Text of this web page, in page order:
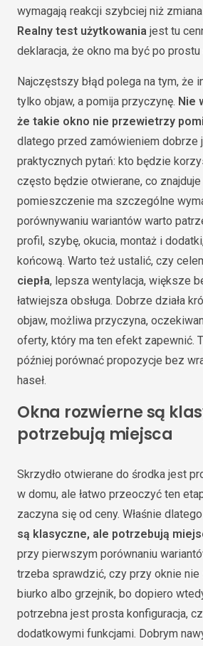
wymagają reakcji szybciej niż zmiana
Realny test użytkowania jest tu
deklaracja, że okno ma być po prostu
Najczęstszy błąd polega na tym, że
tylko objaw, a pomija przyczynę. Nie
że takie okno nie przewietrzy
dlatego przed zamówieniem dobrze
praktycznych pytań: kto będzie
często będzie otwierane, co
pomieszczenie ma szczególne
porównywaniu wariantów warto
profil, szybę, okucia, montaż i
końcową. Warto też ustalić, czy
ciepła, lepsza wentylacja, większe
łatwiejsza obsługa. Dobrze działa
objaw, możliwa przyczyna,
oferty, który ma ten efekt zapewnić.
później porównać propozycje bez
haseł.
Okna rozwierne są
potrzebują miejsca
Skrzydło otwierane do środka jest
w domu, ale łatwo przeoczyć ten
zaczyna się od ceny. Właśnie dlatego
są klasyczne, ale potrzebują
przy pierwszym porównaniu
trzeba sprawdzić, czy przy oknie
biurko albo grzejnik, bo dopiero
potrzebna jest prosta konfiguracja,
dodatkowymi funkcjami. Dobrym